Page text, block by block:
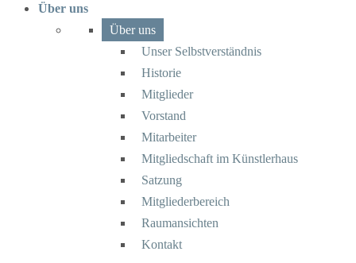
Über uns
Über uns
Unser Selbstverständnis
Historie
Mitglieder
Vorstand
Mitarbeiter
Mitgliedschaft im Künstlerhaus
Satzung
Mitgliederbereich
Raumansichten
Kontakt